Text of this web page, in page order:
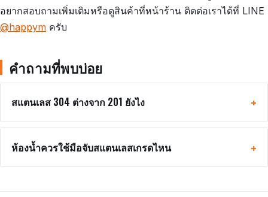
อยากสอบถามเพิ่มเติมหรือดูสินค้าที่หน้าร้าน ติดต่อเราได้ที่ LINE
@happym ครับ
คำถามที่พบบ่อย
สแตนเลส 304 ต่างจาก 201 ยังไง
ห้องน้ำควรใช้มือจับสแตนเลสเกรดไหน